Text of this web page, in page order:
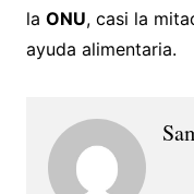
la ONU, casi la
ayuda alimentaria.